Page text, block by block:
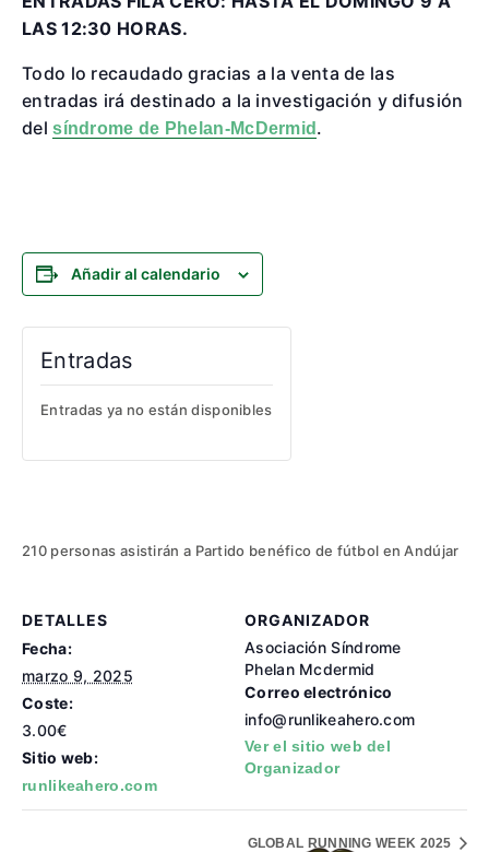
LAS 12:30 HORAS.
Todo lo recaudado gracias a la venta de las
entradas irá destinado a la investigación y difusión
delsíndrome de Phelan-McDermid .
Añadir al calendario
DETALLES
Fecha:
marzo 9, 2025
Coste:
3.00€
Sitio web:
runlikeahero.com
ORGANIZADOR
Asociación Síndrome
Phelan Mcdermid
Correo electrónico
info@runlikeahero.com
Ver el sitio web del
Organizador
Entradas
Entradas ya no están disponibles
210 personas asistirán a Partido benéfico de fútbol en Andújar
GLOBAL RUNNING WEEK 2025